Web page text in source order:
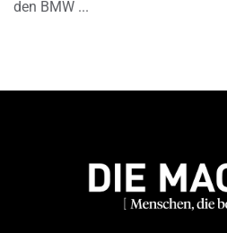
den BMW